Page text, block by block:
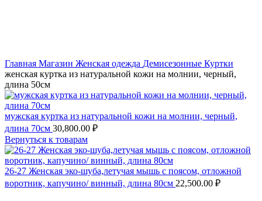
Главная Магазин Женская одежда Демисезонные Куртки
женская куртка из натуральной кожи на молнии, черный,
длина 50см
мужская куртка из натуральной кожи на молнии, черный,
длина 70см 30,800.00 ₽
Вернуться к товарам
26-27 Женская эко-шуба,летучая мышь с поясом, отложной
воротник, капучино/ винный, длина 80см 22,500.00 ₽